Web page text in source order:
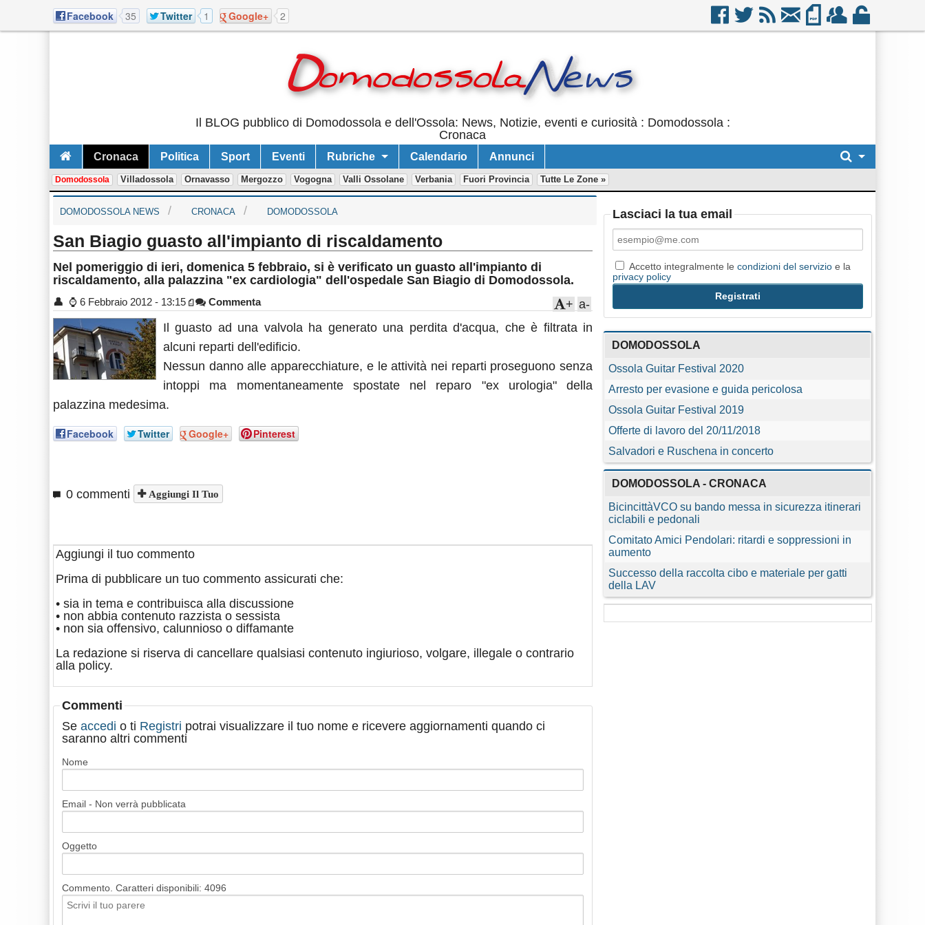
Facebook 35 Twitter 1 Google+ 2
Il BLOG pubblico di Domodossola e dell'Ossola: News, Notizie, eventi e curiosità : Domodossola :
Cronaca
Cronaca Politica Sport Eventi Rubriche Calendario Annunci
Domodossola Villadossola Ornavasso Mergozzo Vogogna Valli Ossolane Verbania Fuori Provincia Tutte Le Zone »
DOMODOSSOLA NEWS CRONACA DOMODOSSOLA
San Biagio guasto all'impianto di riscaldamento
Nel pomeriggio di ieri, domenica 5 febbraio, si è verificato un guasto all'impianto di
riscaldamento, alla palazzina "ex cardiologia" dell'ospedale San Biagio di Domodossola.
👤 ⌚ 6 Febbraio 2012 - 13:15 Commenta a-
+
Il guasto ad una valvola ha generato una perdita d'acqua, che è filtrata in
alcuni reparti dell'edificio.
Nessun danno alle apparecchiature, e le attività nei reparti proseguono senza
intoppi ma momentaneamente spostate nel reparo "ex urologia" della
palazzina medesima.
Facebook Twitter Google+ Pinterest
0 commenti Aggiungi Il Tuo
Aggiungi il tuo commento
Prima di pubblicare un tuo commento assicurati che:
• sia in tema e contribuisca alla discussione
• non abbia contenuto razzista o sessista
• non sia offensivo, calunnioso o diffamante
La redazione si riserva di cancellare qualsiasi contenuto ingiurioso, volgare, illegale o contrario
alla policy.
Commenti
Se accedi o ti Registri potrai visualizzare il tuo nome e ricevere aggiornamenti quando ci
saranno altri commenti
Nome
Email - Non verrà pubblicata
Oggetto
Commento. Caratteri disponibili: 4096
Lasciaci la tua email
Accetto integralmente lecondizioni del servizio e la
privacy policy
DOMODOSSOLA
Ossola Guitar Festival 2020
Arresto per evasione e guida pericolosa
Ossola Guitar Festival 2019
Offerte di lavoro del 20/11/2018
Salvadori e Ruschena in concerto
DOMODOSSOLA - CRONACA
BicincittàVCO su bando messa in sicurezza itinerari
ciclabili e pedonali
Comitato Amici Pendolari: ritardi e soppressioni in
aumento
Successo della raccolta cibo e materiale per gatti
della LAV